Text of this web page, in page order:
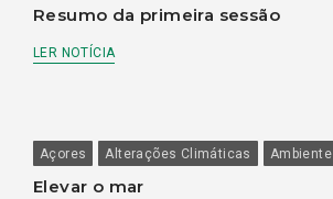
Resumo da primeira sessão
LER NOTÍCIA
Açores Alterações Climáticas Ambiente
Elevar o mar